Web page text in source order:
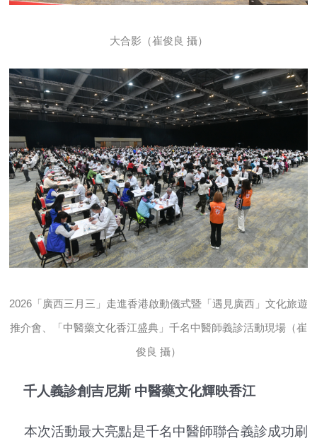
大合影（崔俊良 攝）
2026「廣西三月三」走進香港啟動儀式暨「遇見廣西」文化旅遊
推介會、「中醫藥文化香江盛典」千名中醫師義診活動現場（崔
俊良 攝）
千人義診創吉尼斯 中醫藥文化輝映香江
本次活動最大亮點是千名中醫師聯合義診成功刷